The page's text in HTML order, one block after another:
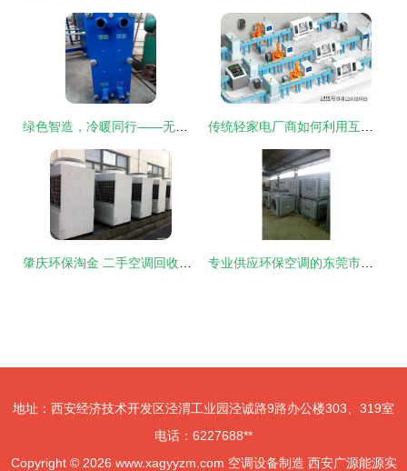
地址：西安经济技术开发区泾渭工业园泾诚路9路办公楼303、319室
电话：6227688**
Copyright © 2026 www.xagyyzm.com 空调设备制造 西安广源能源实